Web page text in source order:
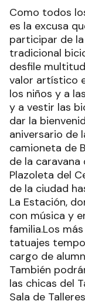
Como todos
es la excusa
participar de
tradicional
desfile
valor artístico
los niños y a
y a vestir las
dar la
aniversario de
camioneta de
de la caravana
Plazoleta del
de la ciudad
La Estación,
con música y
familia.Los
tatuajes
cargo de
También
las chicas del
Sala de